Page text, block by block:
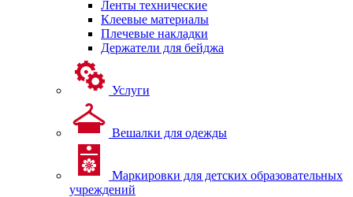
Ленты технические
Клеевые материалы
Плечевые накладки
Держатели для бейджа
Услуги
Вешалки для одежды
Маркировки для детских образовательных
учреждений